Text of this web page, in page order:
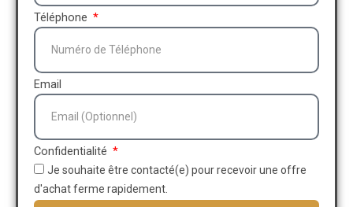
Téléphone
Email
Confidentialité
Je souhaite être contacté(e) pour recevoir une offre
d'achat ferme rapidement.